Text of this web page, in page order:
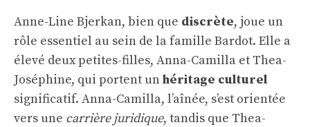
Anne-Line Bjerkan, bien que discrète, joue un
rôle essentiel au sein de la famille Bardot. Elle a
élevé deux petites-filles, Anna-Camilla et Thea-
Joséphine, qui portent unhéritage culturel
significatif. Anna-Camilla, l’aînée, s’est orientée
vers une carrière juridique, tandis que Thea-